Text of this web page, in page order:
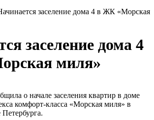
заселение дома 4 в ЖК «Морская
заселение дома 4
миля»
о начале заселения квартир в доме
комфорт-класса «Морская миля» в